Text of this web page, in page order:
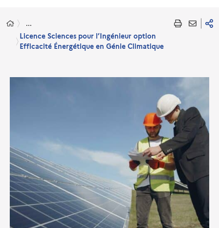
...
Licence Sciences pour l’Ingénieur option
Efficacité Énergétique en Génie Climatique